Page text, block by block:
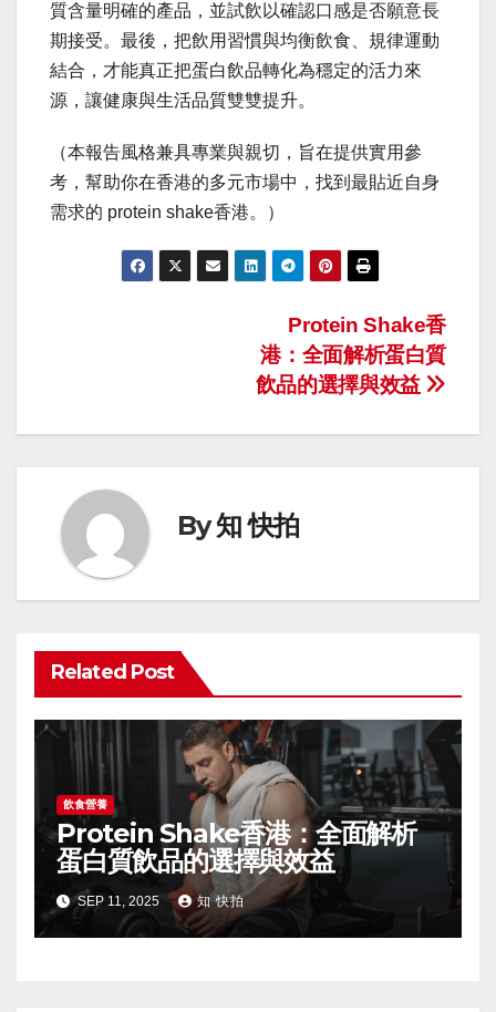
質含量明確的產品，並試飲以確認口感是否願意長
期接受。最後，把飲用習慣與均衡飲食、規律運動
結合，才能真正把蛋白飲品轉化為穩定的活力來
源，讓健康與生活品質雙雙提升。
（本報告風格兼具專業與親切，旨在提供實用參
考，幫助你在香港的多元市場中，找到最貼近自身
需求的 protein shake香港。）
Protein Shake香
港：全面解析蛋白質
飲品的選擇與效益
By知 快拍
Related Post
飲食營養
Protein Shake香港：全面解析
蛋白質飲品的選擇與效益
SEP 11, 2025 知 快拍